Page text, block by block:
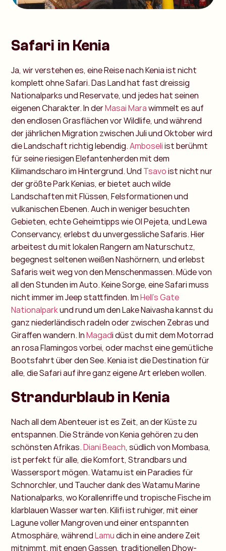
Safari in Kenia
Ja, wir verstehen es, eine Reise nach Kenia ist nicht
komplett ohne Safari. Das Land hat fast dreissig
Nationalparks und Reservate, und jedes hat seinen
eigenen Charakter. In derMasai Marawimmelt es auf
den endlosen Grasflächen vor Wildlife, und während
der jährlichen Migration zwischen Juli und Oktober wird
die Landschaft richtig lebendig.Amboseliist berühmt
für seine riesigen Elefantenherden mit dem
Kilimandscharo im Hintergrund. Und Tsavoist nicht nur
der größte Park Kenias, er bietet auch wilde
Landschaften mit Flüssen, Felsformationen und
vulkanischen Ebenen.Auch in weniger besuchten
Gebieten, echte Geheimtipps wie Ol Pejeta, und Lewa
Conservancy, erlebst du unvergessliche Safaris. Hier
arbeitest du mit lokalen Rangern am Naturschutz,
begegnest seltenen weißen Nashörnern, und erlebst
Safaris weit weg von den Menschenmassen.Müde von
all den Stunden im Auto. Keine Sorge, eine Safari muss
nicht immer im Jeep stattfinden. ImHell’s Gate
Nationalparkund rund um den Lake Naivasha kannst du
ganz niederländisch radeln oder zwischen Zebras und
Giraffen wandern. InMagadi düst du mit dem Motorrad
an rosa Flamingos vorbei, oder machst eine gemütliche
Bootsfahrt über den See. Kenia ist die Destination für
alle, die Safari auf ihre ganz eigene Art erleben wollen.
Strandurblaub in Kenia
Nach all dem Abenteuer ist es Zeit, an der Küste zu
entspannen. Die Strände von Kenia gehören zu den
schönsten Afrikas.Diani Beach, südlich von Mombasa,
ist perfekt für alle, die Komfort, Strandbars und
Wassersport mögen. Watamu ist ein Paradies für
Schnorchler, und Taucher dank des Watamu Marine
Nationalparks, wo Korallenriffe und tropische Fische im
klarblauen Wasser warten. Kilifi ist ruhiger, mit einer
Lagune voller Mangroven und einer entspannten
Atmosphäre, währendLamudich in eine andere Zeit
mitnimmt, mit engen Gassen, traditionellen Dhow-